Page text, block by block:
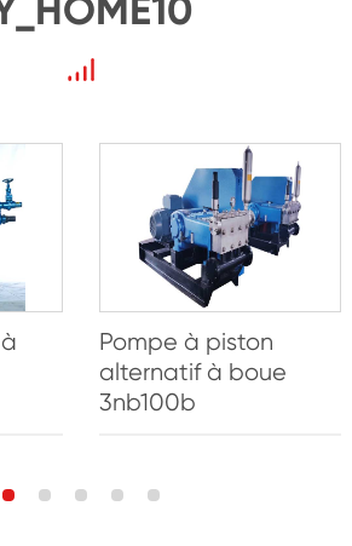
Pompe à piston
alternatif à boue
3nb100b